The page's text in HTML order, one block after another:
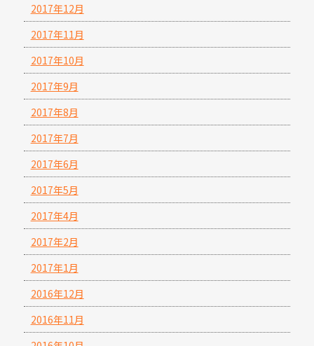
2017年12月
2017年11月
2017年10月
2017年9月
2017年8月
2017年7月
2017年6月
2017年5月
2017年4月
2017年2月
2017年1月
2016年12月
2016年11月